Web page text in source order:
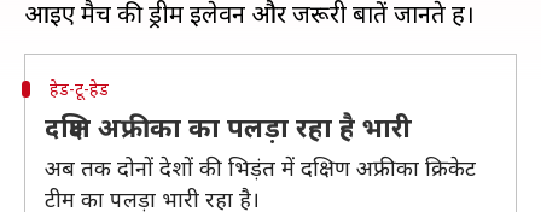
हेड-टू-हेड
दक्षिण अफ्रीका का पलड़ा रहा है भारी
अब तक दोनों देशों की भिड़ंत में दक्षिण अफ्रीका क्रिकेट
टीम का पलड़ा भारी रहा है।